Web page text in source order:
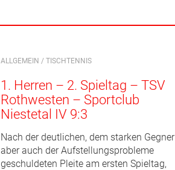
ALLGEMEIN / TISCHTENNIS
1. Herren – 2. Spieltag – TSV
Rothwesten – Sportclub
Niestetal IV 9:3
Nach der deutlichen, dem starken Gegner
aber auch der Aufstellungsprobleme
geschuldeten Pleite am ersten Spieltag,